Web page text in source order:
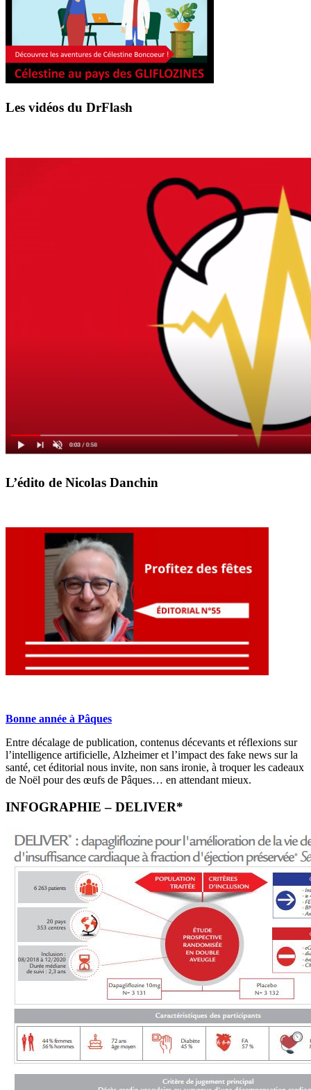
Les vidéos du DrFlash
L’édito de Nicolas Danchin
Bonne année à Pâques
Entre décalage de publication, contenus décevants et réflexions sur
l’intelligence artificielle, Alzheimer et l’impact des fake news sur la
santé, cet éditorial nous invite, non sans ironie, à troquer les cadeaux
de Noël pour des œufs de Pâques… en attendant mieux.
INFOGRAPHIE – DELIVER*